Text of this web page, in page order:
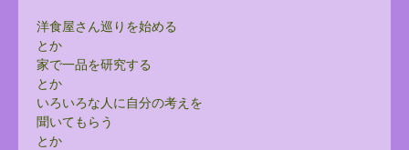
洋食屋さん巡りを始める
とか
家で一品を研究する
とか
いろいろな人に自分の考えを
聞いてもらう
とか